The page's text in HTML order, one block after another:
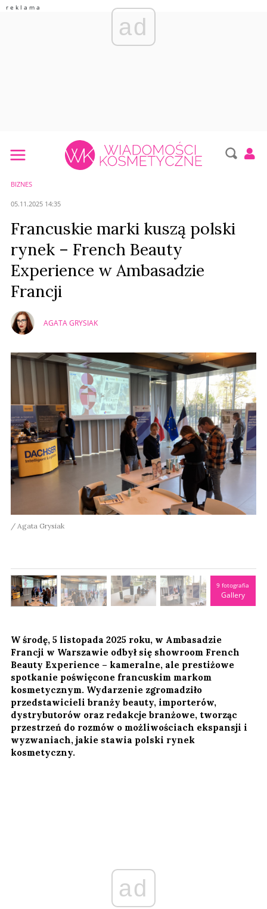
ad
BIZNES
05.11.2025 14:35
Francuskie marki kuszą polski
rynek – French Beauty
Experience w Ambasadzie
Francji
AGATA GRYSIAK
/ Agata Grysiak
9 fotografia
Gallery
W środę, 5 listopada 2025 roku, w Ambasadzie
Francji w Warszawie odbył się showroom French
Beauty Experience – kameralne, ale prestiżowe
spotkanie poświęcone francuskim markom
kosmetycznym. Wydarzenie zgromadziło
przedstawicieli branży beauty, importerów,
dystrybutorów oraz redakcje branżowe, tworząc
przestrzeń do rozmów o możliwościach ekspansji i
wyzwaniach, jakie stawia polski rynek
kosmetyczny.
ad